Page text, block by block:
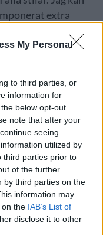
My Personal
to third parties, or
information for
below opt-out
note that after your
seeing
utilized by
third parties prior to
of the further
by third parties on the
information may
on the IAB’s List of
disclose it to other
extra
efter en Dark
att gå på krogen
pandemin när
kroglivet att